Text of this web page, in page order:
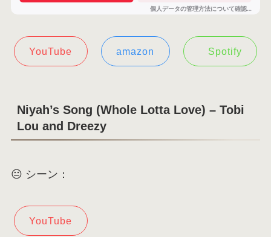
YouTube amazon Spotify
Niyah’s Song (Whole Lotta Love) – Tobi
Lou and Dreezy
😐 シーン：
YouTube